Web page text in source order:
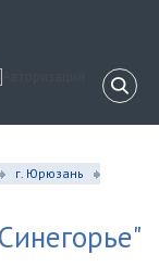
г. Юрюзань